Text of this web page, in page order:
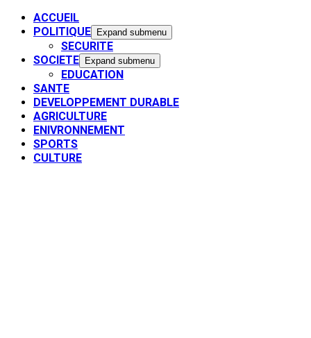
ACCUEIL
POLITIQUE
Expand submenu
SECURITE
SOCIETE
Expand submenu
EDUCATION
SANTE
DEVELOPPEMENT DURABLE
AGRICULTURE
ENIVRONNEMENT
SPORTS
CULTURE